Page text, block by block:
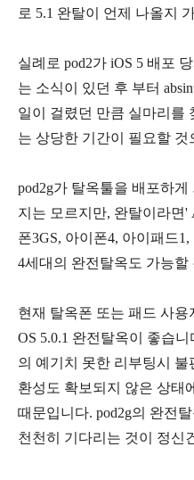
로 5.1 완탈이 언제 나올지
실례로 pod2가 iOS 5 배포
는 소식이 있던 후 부터
일이 걸렸던 만큼 실마리를
는 상당한 기간이 필요할 것
pod2g가 탈옥툴을 배포하
지는 모르지만, 완탈이라면'
폰3GS, 아이폰4, 아이패드
4세대의 완전탈옥도 가능할
현재 탈옥폰 또는 패드 사용
OS 5.0.1 완전탈옥이 좋습
의 예기치 못한 리부팅시
환성도 확보되지 않은 상태
때문입니다. pod2g의 완전
천천히 기다리는 것이 정신